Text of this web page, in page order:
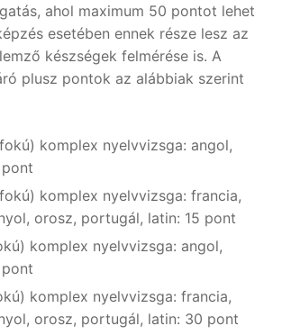
ahol maximum 50 pontot lehet
esetében ennek része lesz az
készségek felmérése is. A
plusz pontok az alábbiak szerint
komplex nyelvvizsga: angol,
komplex nyelvvizsga: francia,
orosz, portugál, latin: 15 pont
komplex nyelvvizsga: angol,
komplex nyelvvizsga: francia,
orosz, portugál, latin: 30 pont